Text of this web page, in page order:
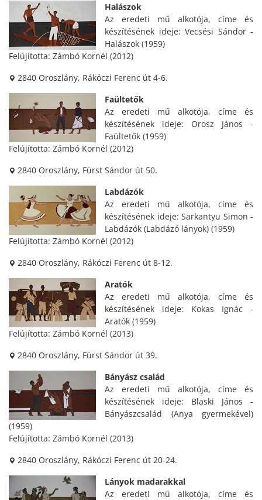
Halászok
Az eredeti mű alkotója, címe és
készítésének ideje: Vecsési Sándor -
Halászok (1959)
Felújította: Zámbó Kornél (2012)
2840 Oroszlány, Rákóczi Ferenc út 4-6.
Faültetők
Az eredeti mű alkotója, címe és
készítésének ideje: Orosz János -
Faültetők (1959)
Felújította: Zámbó Kornél (2012)
2840 Oroszlány, Fürst Sándor út 50.
Labdázók
Az eredeti mű alkotója, címe és
készítésének ideje: Sarkantyu Simon -
Labdázók (Labdázó lányok) (1959)
Felújította: Zámbó Kornél (2012)
2840 Oroszlány, Rákóczi Ferenc út 8-12.
Aratók
Az eredeti mű alkotója, címe és
készítésének ideje: Kokas Ignác -
Aratók (1959)
Felújította: Zámbó Kornél (2013)
2840 Oroszlány, Fürst Sándor út 39.
Bányász család
Az eredeti mű alkotója, címe és
készítésének ideje: Blaski János -
Bányászcsalád (Anya gyermekével)
(1959)
Felújította: Zámbó Kornél (2013)
2840 Oroszlány, Rákóczi Ferenc út 20-24.
Lányok madarakkal
Az eredeti mű alkotója, címe és